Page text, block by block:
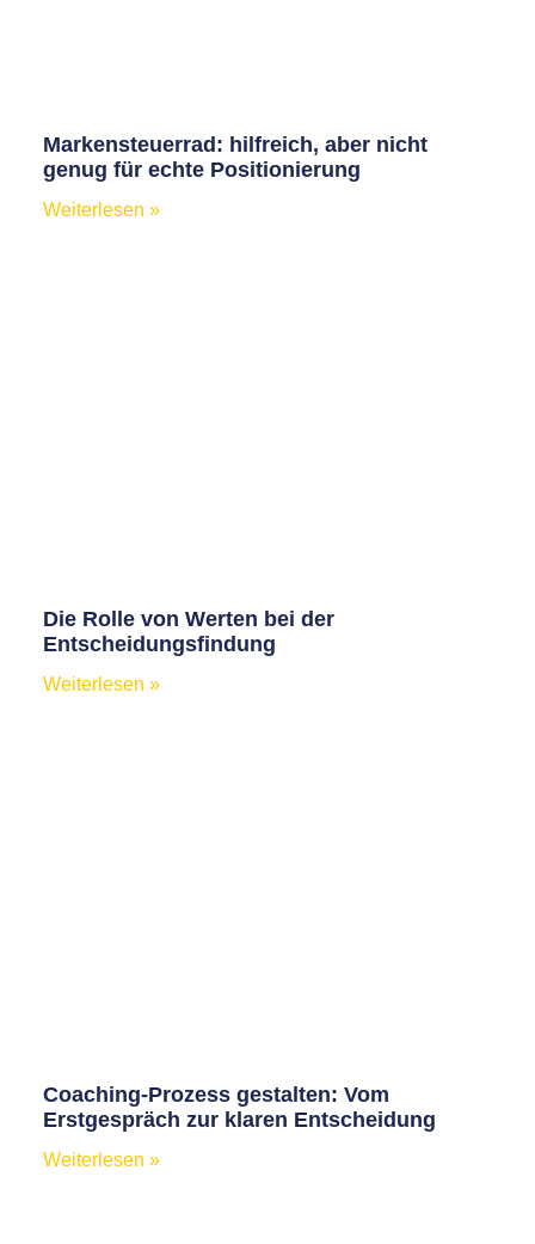
Markensteuerrad: hilfreich, aber nicht
genug für echte Positionierung
Weiterlesen »
Die Rolle von Werten bei der
Entscheidungsfindung
Weiterlesen »
Coaching-Prozess gestalten: Vom
Erstgespräch zur klaren Entscheidung
Weiterlesen »